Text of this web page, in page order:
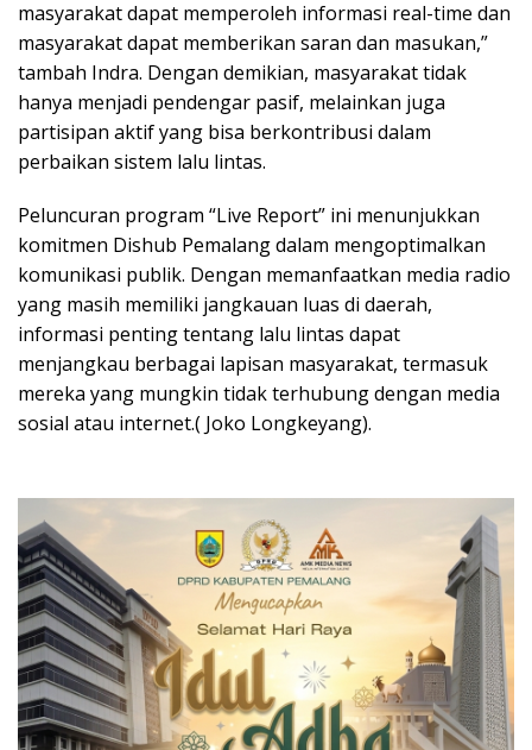
masyarakat dapat memperoleh informasi real-time dan
masyarakat dapat memberikan saran dan masukan,”
tambah Indra. Dengan demikian, masyarakat tidak
hanya menjadi pendengar pasif, melainkan juga
partisipan aktif yang bisa berkontribusi dalam
perbaikan sistem lalu lintas.
Peluncuran program “Live Report” ini menunjukkan
komitmen Dishub Pemalang dalam mengoptimalkan
komunikasi publik. Dengan memanfaatkan media radio
yang masih memiliki jangkauan luas di daerah,
informasi penting tentang lalu lintas dapat
menjangkau berbagai lapisan masyarakat, termasuk
mereka yang mungkin tidak terhubung dengan media
sosial atau internet.( Joko Longkeyang).